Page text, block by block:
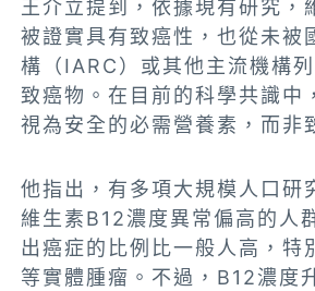
王介立提到，依據現有研究，
被證實具有致癌性，也從未被
構（IARC）或其他主流機構
致癌物。在目前的科學共識中
視為安全的必需營養素，而非
他指出，有多項大規模人口研
維生素B12濃度異常偏高的人
出癌症的比例比一般人高，特
等實體腫瘤​。不過，B12濃度